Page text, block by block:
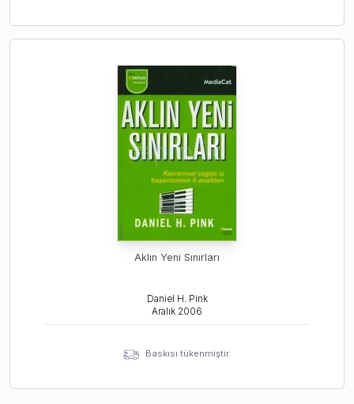
Aklın Yeni Sınırları
Daniel H. Pink
Aralık 2006
Baskısı tükenmiştir.